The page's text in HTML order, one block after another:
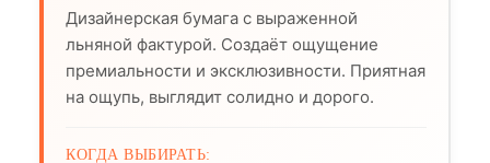
Дизайнерская бумага с выраженной
льняной фактурой. Создаёт ощущение
премиальности и эксклюзивности. Приятная
на ощупь, выглядит солидно и дорого.
КОГДА ВЫБИРАТЬ: